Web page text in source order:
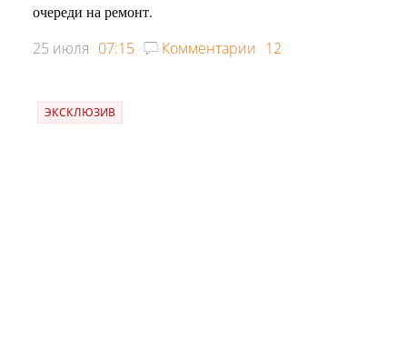
очереди на ремонт.
25 июля 07:15 Комментарии 12
ЭКСКЛЮЗИВ